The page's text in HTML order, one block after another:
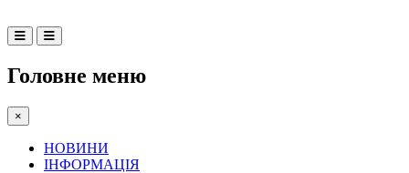
Головне меню
×
НОВИНИ
ІНФОРМАЦІЯ